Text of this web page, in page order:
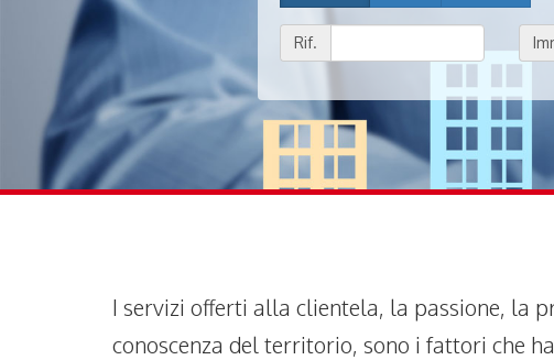
Rif.
I servizi offerti alla clientela, la passione, la
conoscenza del territorio, sono i fattori che